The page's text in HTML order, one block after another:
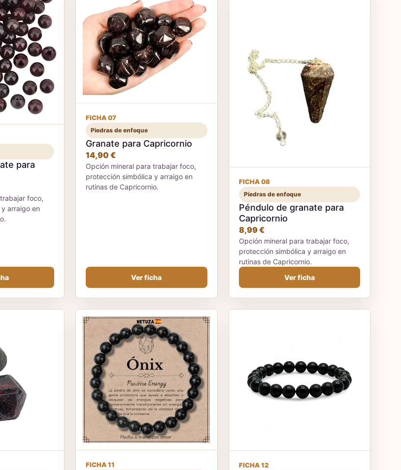
para
foco,
arraigo en
FICHA 07
Piedras de enfoque
Granate para Capricornio
14,90 €
Opción mineral para trabajar foco,
protección simbólica y arraigo en
rutinas de Capricornio.
Ver ficha
FICHA 08
Piedras de enfoque
Péndulo de granate para
Capricornio
8,99 €
Opción mineral para trabajar foco,
protección simbólica y arraigo en
rutinas de Capricornio.
Ver ficha
FICHA 11 FICHA 12